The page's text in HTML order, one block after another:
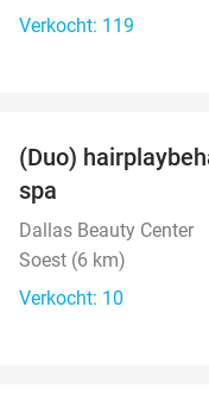
Verkocht: 119
(Duo)
spa
Dallas Beauty Center
Soest (6 km)
Verkocht: 10